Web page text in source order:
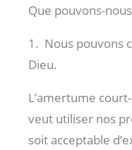
Que pouvons-
1. Nous pouvons
Dieu.
L’amertume
veut utiliser nos
soit acceptable